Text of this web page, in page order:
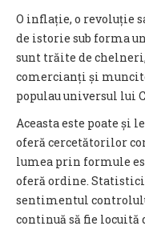
O inflație, o revoluție
de istorie sub forma
sunt trăite de
comercianți și
populau universul lui
Aceasta este poate și
oferă cercetătorilor
lumea prin formule
oferă ordine.
sentimentul
continuă să fie locuită